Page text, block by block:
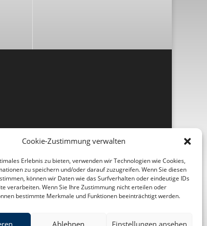
Cookie-Zustimmung verwalten
Erlebnis zu bieten, verwenden wir Technologien wie Cookies,
zu speichern und/oder darauf zuzugreifen. Wenn Sie diesen
können wir Daten wie das Surfverhalten oder eindeutige IDs
verarbeiten. Wenn Sie Ihre Zustimmung nicht erteilen oder
bestimmte Merkmale und Funktionen beeinträchtigt werden.
Ablehnen Einstellungen ansehen